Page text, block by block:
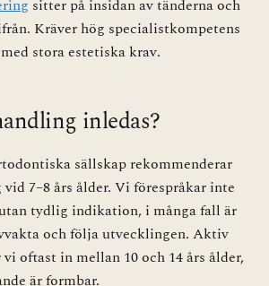
sitter på insidan av tänderna och
Kräver hög specialistkompetens
stora estetiska krav.
inledas?
sällskap rekommenderar
7–8 års ålder. Vi förespråkar inte
tydlig indikation, i många fall är
och följa utvecklingen. Aktiv
oftast in mellan 10 och 14 års ålder,
är formbar.